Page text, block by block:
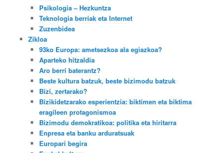
Psikologia – Hezkuntza
Teknologia berriak eta Internet
Zuzenbidea
Zikloa
93ko Europa: ametsezkoa ala egiazkoa?
Aparteko hitzaldia
Aro berri baterantz?
Beste kultura batzuk, beste bizimodu batzuk
Bizi, zertarako?
Bizikidetzarako esperientzia: biktimen eta biktima
eragileen protagonismoa
Bizimodu demokratikoa: politika eta hiritarra
Enpresa eta banku arduratsuak
Europari begira